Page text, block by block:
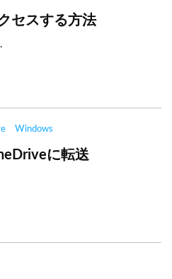
セスする方法
Windows
に転送